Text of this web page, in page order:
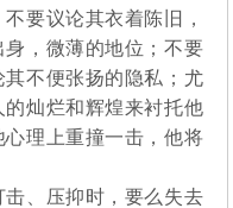
要议论其衣着陈旧，
，微薄的地位；不要
不便张扬的隐私；尤
灿烂和辉煌来衬托他
理上重撞一击，他将
、压抑时，要么失去